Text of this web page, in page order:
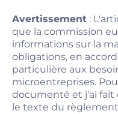
Avertissement :
que la commission
informations sur la
obligations, en
particulière aux
microentreprises.
documenté et j'ai fait
le texte du